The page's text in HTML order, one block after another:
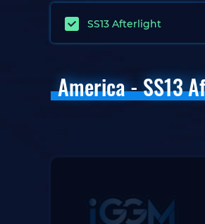
SS13 Afterlight
America - SS13